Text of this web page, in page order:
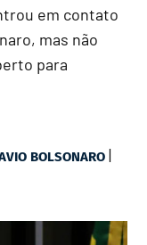
em contato
mas não
para
BOLSONARO |